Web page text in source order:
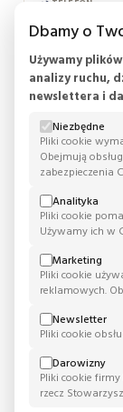
TELEFON:
Bocian
ul. Relaksowa 26
20-819, Lublin
lubelskie,
+48 81 475 76
Bocian
Dbamy o
Używamy
analizy ruchu,
newslettera i
Niezbędne
Pliki cookie
Obejmują
zabezpieczenia
Analityka
Pliki cookie
Używamy ich w
Marketing
Pliki cookie
reklamowych.
Newsletter
Pliki cookie
Darowizny
Pliki cookie
rzecz